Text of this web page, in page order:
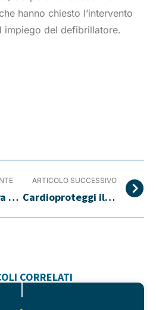
hanno chiesto l’intervento
impiego del defibrillatore.
In Italia ogni ora 7 persone muoiono per arresto cardiaco.
ARTICOLO SUCCESSIVO
Cardioproteggi il tuo condominio
CORRELATI